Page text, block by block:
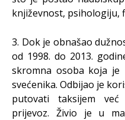
književnost, psihologiju,
3. Dok je obnašao
od 1998. do 2013.
skromna osoba koja je
svećenika. Odbijao je
putovati taksijem
prijevoz. Živio je u